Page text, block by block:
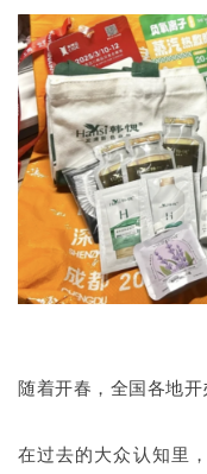
随着开春，全国各地开
在过去的大众认知里